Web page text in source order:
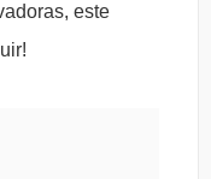
este